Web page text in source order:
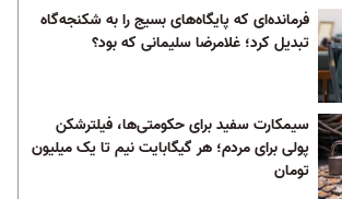
فرمانده‌ای که پایگاه‌های بسیج را به شکنجه‌گاه
تبدیل کرد؛ غلامرضا سلیمانی که بود؟
سیمکارت سفید برای حکومتی‌ها، فیلترشکن
پولی برای مردم؛ هر گیگابایت نیم تا یک میلیون
تومان